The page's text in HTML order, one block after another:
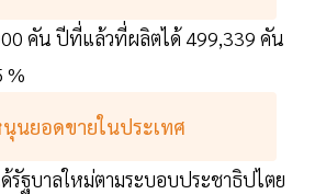
คัน ปีที่แล้วที่ผลิตได้ 499,339 คัน
%
นยอดขายในประเทศ
รัฐบาลใหม่ตามระบอบประชาธิปไตย